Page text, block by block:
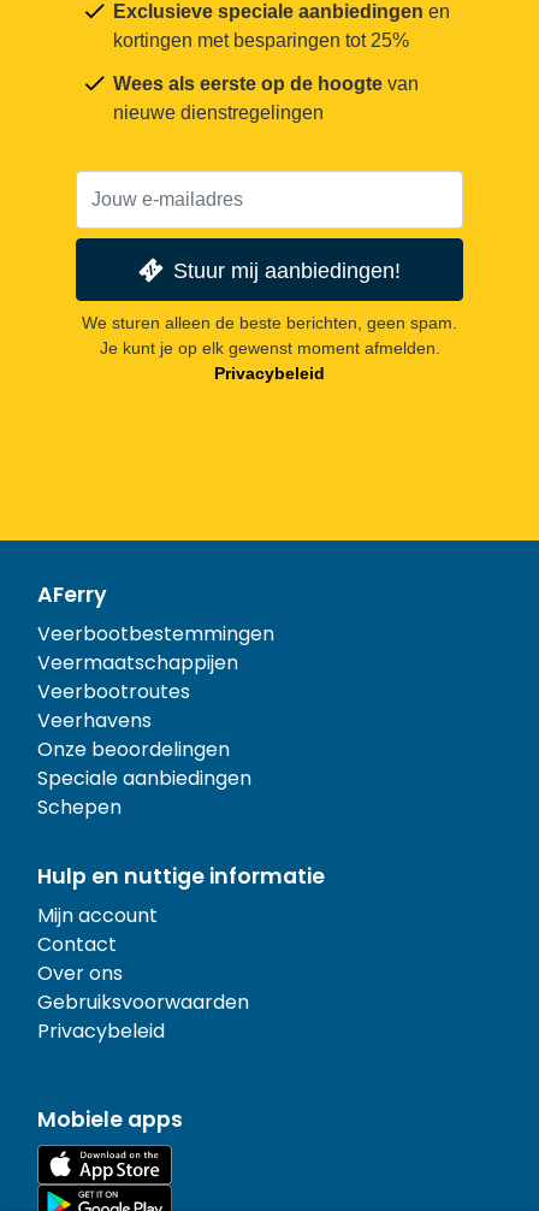
Exclusieve speciale aanbiedingen en
kortingen met besparingen tot 25%
Wees als eerste op de hoogte van
nieuwe dienstregelingen
Stuur mij aanbiedingen!
We sturen alleen de beste berichten, geen spam.
Je kunt je op elk gewenst moment afmelden.
Privacybeleid
AFerry
Veerbootbestemmingen
Veermaatschappijen
Veerbootroutes
Veerhavens
Onze beoordelingen
Speciale aanbiedingen
Schepen
Hulp en nuttige informatie
Mijn account
Contact
Over ons
Gebruiksvoorwaarden
Privacybeleid
Mobiele apps